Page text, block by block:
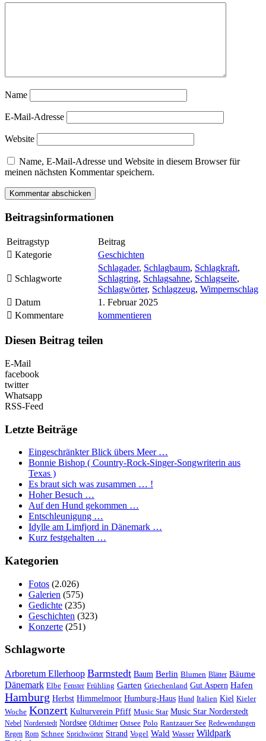
Name
E-Mail-Adresse
Website
Name, E-Mail-Adresse und Website in diesem Browser für
meinen nächsten Kommentar speichern.
Beitragsinformationen
Beitragstyp
Beitrag
Kategorie
Geschichten
Schlagworte
Schlagader, Schlagbaum, Schlagkraft,
Schlagring, Schlagsahne, Schlagseite,
Schlagwörter, Schlagzeug, Wimpernschlag
Datum
1. Februar 2025
Kommentare
kommentieren
Diesen Beitrag teilen
E-Mail
facebook
twitter
Whatsapp
RSS-Feed
Letzte Beiträge
Eingeschränkter Blick übers Meer …
Bonnie Bishop ( Country-Rock-Singer-Songwriterin aus
Texas )
Es braut sich was zusammen … !
Hoher Besuch …
Auf den Hund gekommen …
Entschleunigung …
Idylle am Limfjord in Dänemark …
Kurz festgehalten …
Kategorien
Fotos (2.026)
Galerien (575)
Gedichte (235)
Geschichten (323)
Konzerte (251)
Schlagworte
Arboretum Ellerhoop Barmstedt Baum Berlin Blumen Blätter Bäume
Dänemark Elbe Fenster Frühling Garten Griechenland Gut Aspern Hafen
Hamburg Herbst Himmelmoor Humburg-Haus Hund Italien Kiel Kieler
Woche Konzert Kulturverein Pfiff Music Star Music Star Norderstedt
Nebel Norderstedt Nordsee Oldtimer Ostsee Polo Rantzauer See Redewendungen
Regen Rom Schnee Sprichwörter Strand Vogel Wald Wasser Wildpark